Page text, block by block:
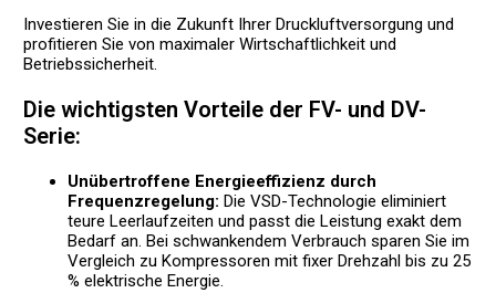
Investieren Sie in die Zukunft Ihrer Druckluftversorgung und
profitieren Sie von maximaler Wirtschaftlichkeit und
Betriebssicherheit.
Die wichtigsten Vorteile der FV- und DV-
Serie:
Unübertroffene Energieeffizienz durch
Frequenzregelung: Die VSD-Technologie eliminiert
teure Leerlaufzeiten und passt die Leistung exakt dem
Bedarf an. Bei schwankendem Verbrauch sparen Sie im
Vergleich zu Kompressoren mit fixer Drehzahl bis zu 25
% elektrische Energie.